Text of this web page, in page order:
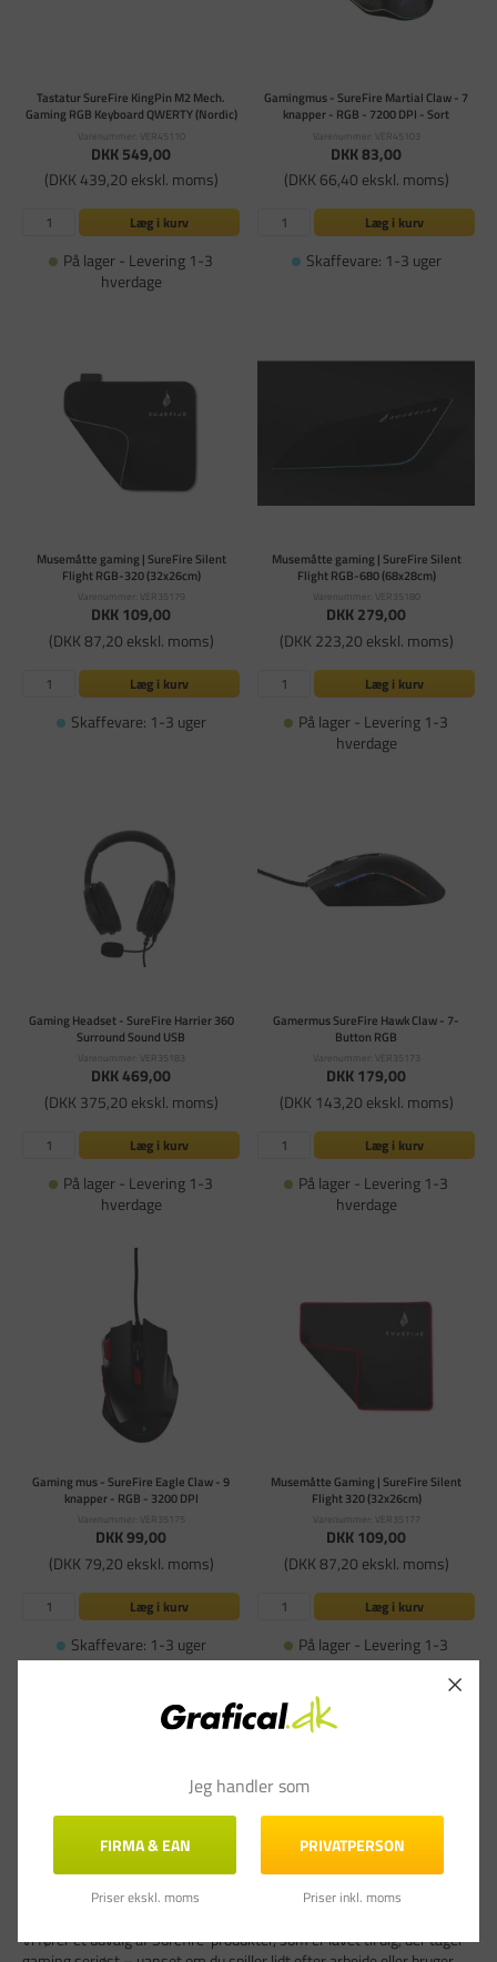
Tastatur SureFire KingPin M2 Mech.
Gaming RGB Keyboard QWERTY (Nordic)
Varenummer: VER45110
DKK 549,00
(DKK 439,20 ekskl. moms)
Læg i kurv
På lager - Levering 1-3
hverdage
Gamingmus - SureFire Martial Claw - 7
knapper - RGB - 7200 DPI - Sort
Varenummer: VER45103
DKK 83,00
(DKK 66,40 ekskl. moms)
Læg i kurv
Skaffevare: 1-3 uger
Musemåtte gaming | SureFire Silent
Flight RGB-320 (32x26cm)
Varenummer: VER35179
DKK 109,00
(DKK 87,20 ekskl. moms)
Læg i kurv
Skaffevare: 1-3 uger
Musemåtte gaming | SureFire Silent
Flight RGB-680 (68x28cm)
Varenummer: VER35180
DKK 279,00
(DKK 223,20 ekskl. moms)
Læg i kurv
På lager - Levering 1-3
hverdage
Gaming Headset - SureFire Harrier 360
Surround Sound USB
Varenummer: VER35183
DKK 469,00
(DKK 375,20 ekskl. moms)
Læg i kurv
På lager - Levering 1-3
hverdage
Gamermus SureFire Hawk Claw - 7-
Button RGB
Varenummer: VER35173
DKK 179,00
(DKK 143,20 ekskl. moms)
Læg i kurv
På lager - Levering 1-3
hverdage
Gaming mus - SureFire Eagle Claw - 9
knapper - RGB - 3200 DPI
Varenummer: VER35175
DKK 99,00
(DKK 79,20 ekskl. moms)
Læg i kurv
Skaffevare: 1-3 uger
Musemåtte Gaming | SureFire Silent
Flight 320 (32x26cm)
Varenummer: VER35177
DKK 109,00
(DKK 87,20 ekskl. moms)
Læg i kurv
På lager - Levering 1-3
hverdage
FRAGT PÅ SURE FIRE
Det er frustrerende at spille med udstyr, der halter – især når du er
Eller når tastaturet føles sløvt, og dine kommandoer ikke går hurtigt
nok igennem. Hvis du kan genkende det, er det måske tid til at kigge
på gamingudstyr fra Surefire.
Vi fører et udvalg af Surefire-produkter, som er lavet til dig, der tager
Jeg handler som
FIRMA & EAN
Priser ekskl. moms
PRIVATPERSON
Priser inkl. moms